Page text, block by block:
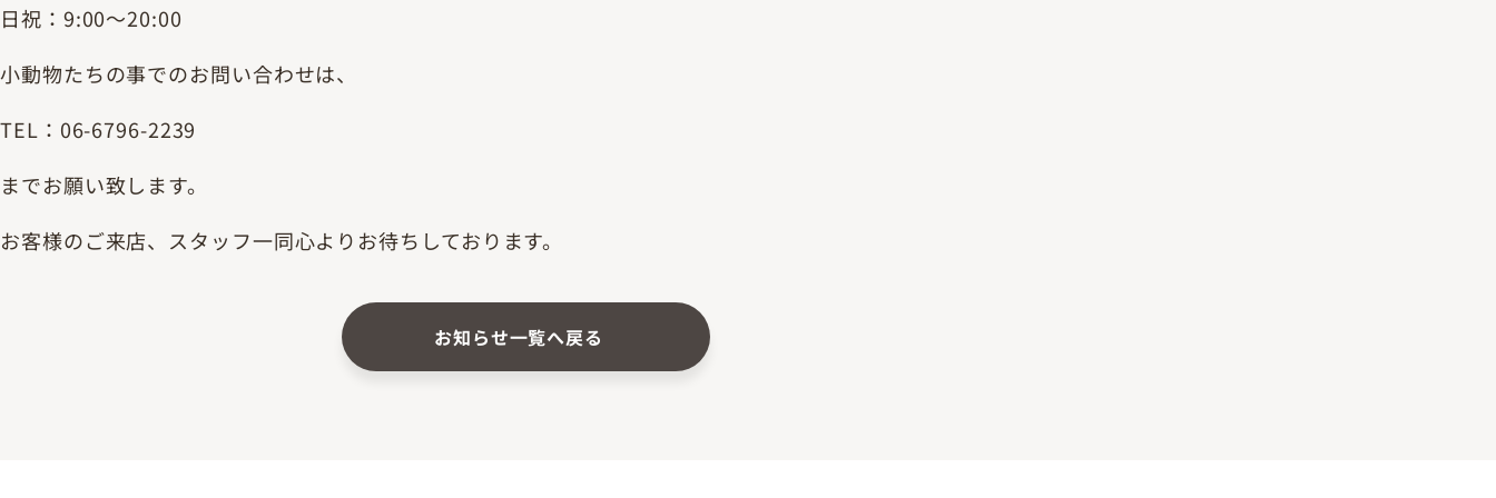
日祝：9:00～20:00
小動物たちの事でのお問い合わせは、
TEL：06-6796-2239
までお願い致します。
お客様のご来店、スタッフ一同心よりお待ちしております。
お知らせ一覧へ戻る